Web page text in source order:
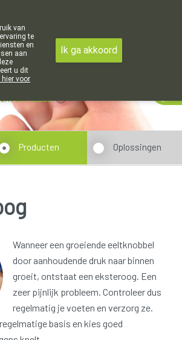
011/340400
om 13u30
Producten Oplossingen
Wanneer een groeiende eeltknobbel
door aanhoudende druk naar binnen
groeit, ontstaat een eksteroog. Een
zeer pijnlijk probleem. Controleer dus
regelmatig je voeten en verzorg ze.
basis en kies goed
van
te
en
aan
u dit
hier voor
Ik ga akkoord